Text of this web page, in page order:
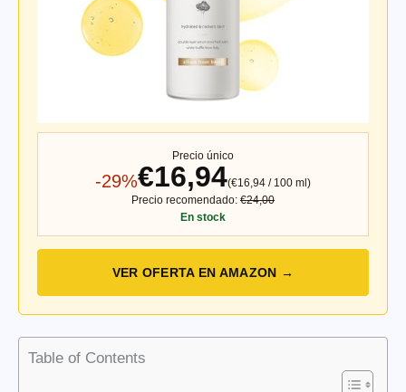
Precio único
-29%€16,94(€16,94 / 100 ml)
Precio recomendado: €24,00
En stock
VER OFERTA EN AMAZON →
Table of Contents